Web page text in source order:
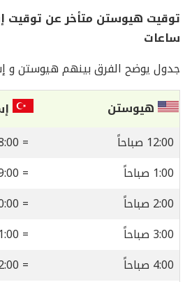
ساعات
جدول يوضح الفرق بينهم هيوستن و
هيوستن
12:00 صباحاً
= 08:00 صباحاً
1:00 صباحاً
= 09:00 صباحاً
2:00 صباحاً
= 10:00 صباحاً
3:00 صباحاً
= 11:00 صباحاً
4:00 صباحاً
= 12:00 مساءً